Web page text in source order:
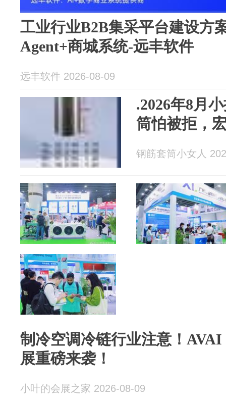
工业行业B2B集采平台建设方
Agent+商城系统-远丰软件
远丰软件 2026-08-09
.2026年8月
筒怕被拒，
钢筋套筒小女人
制冷空调冷链行业注意！
展重磅来袭！
小叶的会展之家 2026-08-09